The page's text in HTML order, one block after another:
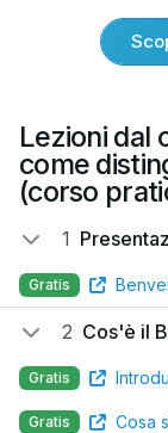
Lezioni dal
come
(corso
1
Gratis
2 Cos'è il
Gratis
Gratis Cosa